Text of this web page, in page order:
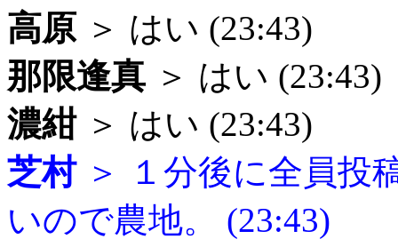
高原 ＞ はい (23:43)
那限逢真 ＞ はい (23:43)
濃紺＞ はい (23:43)
芝村＞ １分後に全員投
いので農地。 (23:43)